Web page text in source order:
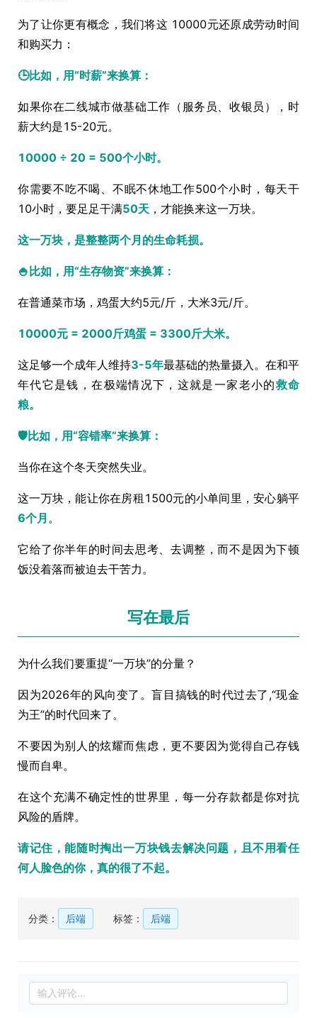
为了让你更有概念，我们将这 10000元还原成劳动时间
和购买力：
🕒比如，用“时薪”来换算：
如果你在二线城市做基础工作（服务员、收银员），时
薪大约是15-20元。
10000 ÷ 20 = 500个小时。
你需要不吃不喝、不眠不休地工作500个小时，每天干
10小时，要足足干满50天 ，才能换来这一万块。
这一万块，是整整两个月的生命耗损。
🍚比如，用“生存物资”来换算：
在普通菜市场，鸡蛋大约5元/斤，大米3元/斤。
10000元 = 2000斤鸡蛋 = 3300斤大米。
这足够一个成年人维持3-5年最基础的热量摄入。在和平
年代它是钱，在极端情况下，这就是一家老小的救命
粮。
🛡️比如，用“容错率”来换算：
当你在这个冬天突然失业。
这一万块，能让你在房租1500元的小单间里，安心躺平
6个月 。
它给了你半年的时间去思考、去调整，而不是因为下顿
饭没着落而被迫去干苦力。
写在最后
为什么我们要重提“一万块”的分量？
因为2026年的风向变了。盲目搞钱的时代过去了,“现金
为王”的时代回来了。
不要因为别人的炫耀而焦虑，更不要因为觉得自己存钱
慢而自卑。
在这个充满不确定性的世界里，每一分存款都是你对抗
风险的盾牌。
请记住，能随时掏出一万块钱去解决问题，且不用看任
何人脸色的你，真的很了不起。
分类： 后端 标签： 后端